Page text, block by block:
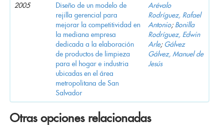
2005
Diseño de un modelo de
rejilla gerencial para
mejorar la competitividad en
la mediana empresa
dedicada a la elaboración
de productos de limpieza
para el hogar e industria
ubicadas en el área
metropolitana de San
Salvador
Arévalo
Rodríguez, Rafael
Antonio; Bonilla
Rodríguez, Edwin
Arle; Gálvez
Gálvez, Manuel de
Jesús
Otras opciones relacionadas